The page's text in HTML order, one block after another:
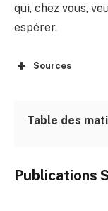
qui, chez vous,
espérer.
Sources
Table des
Publications